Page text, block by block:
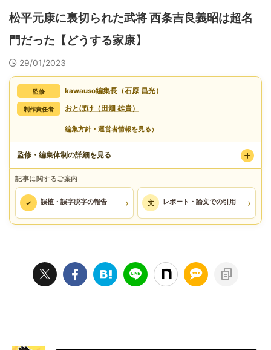
松平元康に裏切られた武将 西条吉良義昭は超名
門だった【どうする家康】
29/01/2023
監修 kawauso編集長（石原 昌光）
制作責任者 おとぼけ（田畑 雄貴）
編集方針・運営者情報を見る›
監修・編集体制の詳細を見る
記事に関するご案内
✓ 誤植・誤字脱字の報告 › 文 レポート・論文での引用 ›